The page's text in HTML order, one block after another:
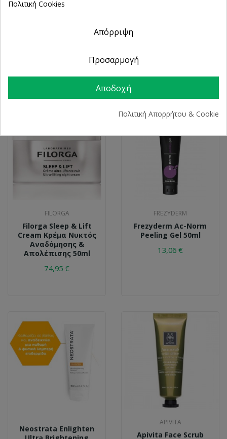
Apivita Express Beauty
Υψηλής Συγκέντρωσης
FILORGA
Filorga Sleep & Lift
Cream Κρέμα Νυκτός
Αναδόμησης &
Απολέπισης 50ml
74,95 €
FREZYDERM
Frezyderm Ac-Norm
Peeling Gel 50ml
13,06 €
Neostrata Enlighten
APIVITA
Apivita Face Scrub
Πολιτική Cookies
Απόρριψη
Προσαρμογή
Αποδοχή
Πολιτική Απορρήτου & Cookie